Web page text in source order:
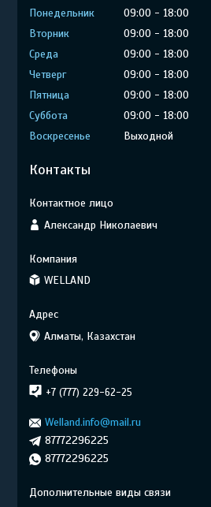
Понедельник 09:00
18:00
Вторник
09:00
18:00
Среда
09:00
18:00
Четверг
09:00
18:00
Пятница
09:00
18:00
Суббота
09:00
18:00
Воскресенье
Выходной
Контакты
Александр Николаевич
WELLAND
Алматы, Казахстан
+7 (777) 229-62-25
Welland.info@mail.ru
87772296225
87772296225